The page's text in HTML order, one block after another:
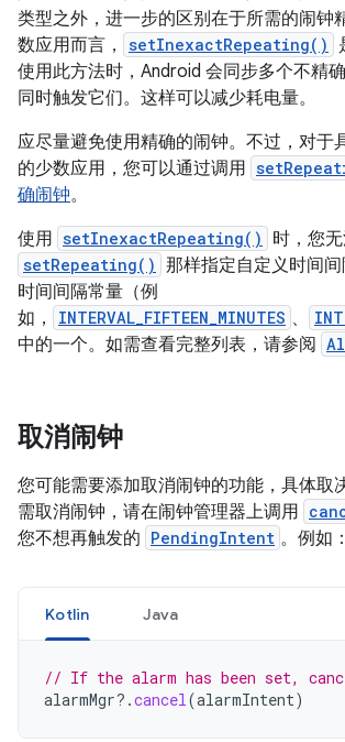
类型之外，进一步的区别在于所需的闹钟
数应用而言，
setInexactRepeating()
使用此方法时，Android 会同步多个不精
同时触发它们。这样可以减少耗电量。
应尽量避免使用精确的闹钟。不过，对于
的少数应用，您可以通过调用
确闹钟。
使用 setInexactRepeating() 时，您
setRepeating() 那样指定自定义时间
时间间隔常量（例
如，
INTERVAL_FIFTEEN_MINUTES 、
中的一个。如需查看完整列表，请参阅
取消闹钟
您可能需要添加取消闹钟的功能，具体取
需取消闹钟，请在闹钟管理器上调用
您不想再触发的 PendingIntent 。例如：
Kotlin Java
// If the alarm has been set,
alarmMgr?.cancel(alarmIntent)